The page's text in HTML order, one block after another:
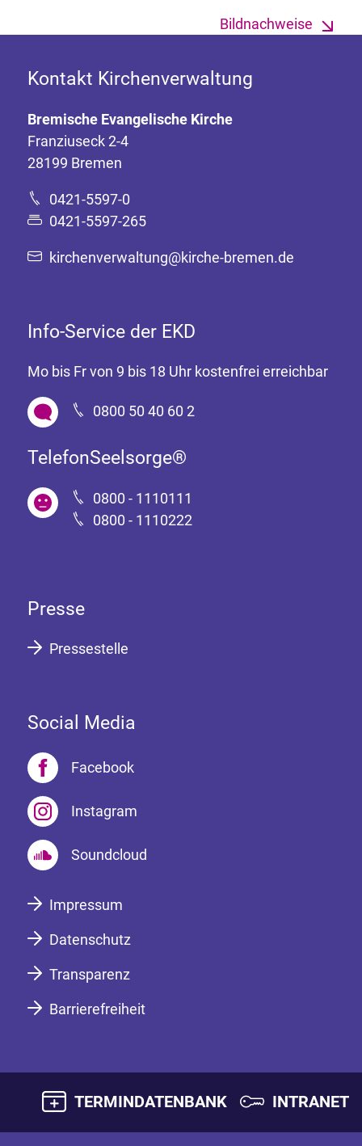
Bildnachweise
Kontakt Kirchenverwaltung
Bremische Evangelische Kirche
Franziuseck 2-4
28199 Bremen
0421-5597-0
0421-5597-265
kirchenverwaltung@kirche-bremen.de
Info-Service der EKD
Mo bis Fr von 9 bis 18 Uhr kostenfrei erreichbar
0800 50 40 60 2
TelefonSeelsorge®
0800 - 1110111
0800 - 1110222
Presse
Pressestelle
Social Media
Facebook
Instagram
Soundcloud
Impressum
Datenschutz
Transparenz
Barrierefreiheit
TERMINDATENBANK INTRANET